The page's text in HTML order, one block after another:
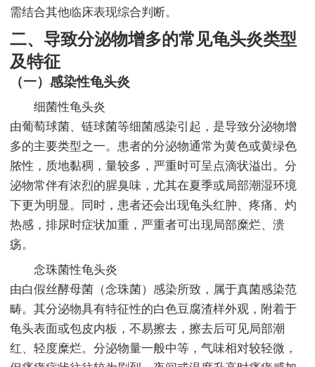
需结合其他临床表现综合判断。
二、导致分泌物增多的常见龟头炎类型
及特征
（一）感染性龟头炎
细菌性龟头炎
由葡萄球菌、链球菌等细菌感染引起，是导致分泌物增
多的主要类型之一。患者的分泌物通常为黄色或黄绿色
脓性，质地黏稠，量较多，严重时可呈点滴状溢出。分
泌物常伴有浓烈的腥臭味，尤其在夏季或局部潮湿环境
下更为明显。同时，患者还会出现龟头红肿、疼痛、灼
热感，排尿时症状加重，严重者可出现局部糜烂、溃
疡。
念珠菌性龟头炎
由白假丝酵母菌（念珠菌）感染所致，属于真菌感染范
畴。其分泌物具有特征性的白色豆腐渣样外观，附着于
龟头表面或包皮内板，不易擦去，擦去后可见局部潮
红、轻度糜烂。分泌物量一般中等，气味相对较轻微，